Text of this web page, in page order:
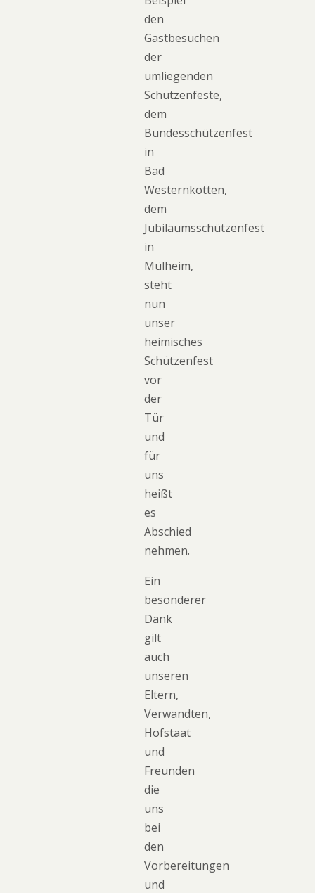
den
Gastbesuchen
der
umliegenden
Schützenfeste,
dem
Bundesschützenfest
in
Bad
Westernkotten,
dem
Jubiläumsschützenfest
in
Mülheim,
steht
nun
unser
heimisches
Schützenfest
vor
der
Tür
und
für
uns
heißt
es
Abschied
nehmen.
Ein
besonderer
Dank
gilt
auch
unseren
Eltern,
Verwandten,
Hofstaat
und
Freunden
die
uns
bei
den
Vorbereitungen
und